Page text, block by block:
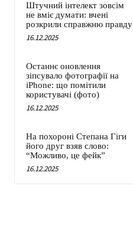
Штучний інтелект зовсім
не вміє думати: вчені
розкрили справжню правду
16.12.2025
Останнє оновлення
зіпсувало фотографії на
iPhone: що помітили
користувачі (фото)
16.12.2025
На похороні Степана Гіги
його друг взяв слово:
“Можливо, це фейк”
16.12.2025